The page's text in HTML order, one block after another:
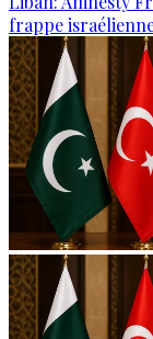
frappe